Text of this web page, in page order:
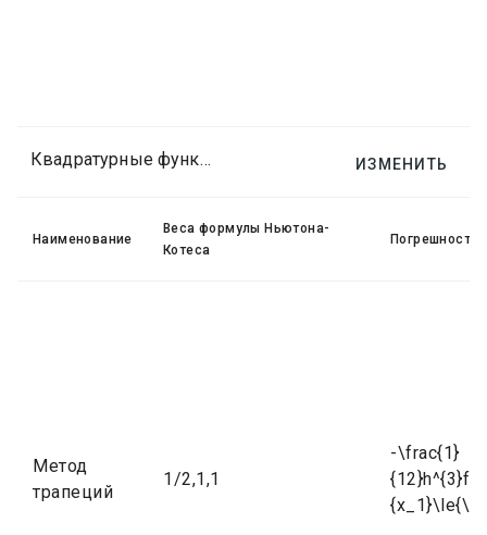
ИЗМЕНИТЬ
Квадратурные функции Ньютона-Котеса
Наименование
Веса формулы Ньютона-
Котеса
Погрешность
Метод
трапеций
1/2,1,1
-\frac{1}